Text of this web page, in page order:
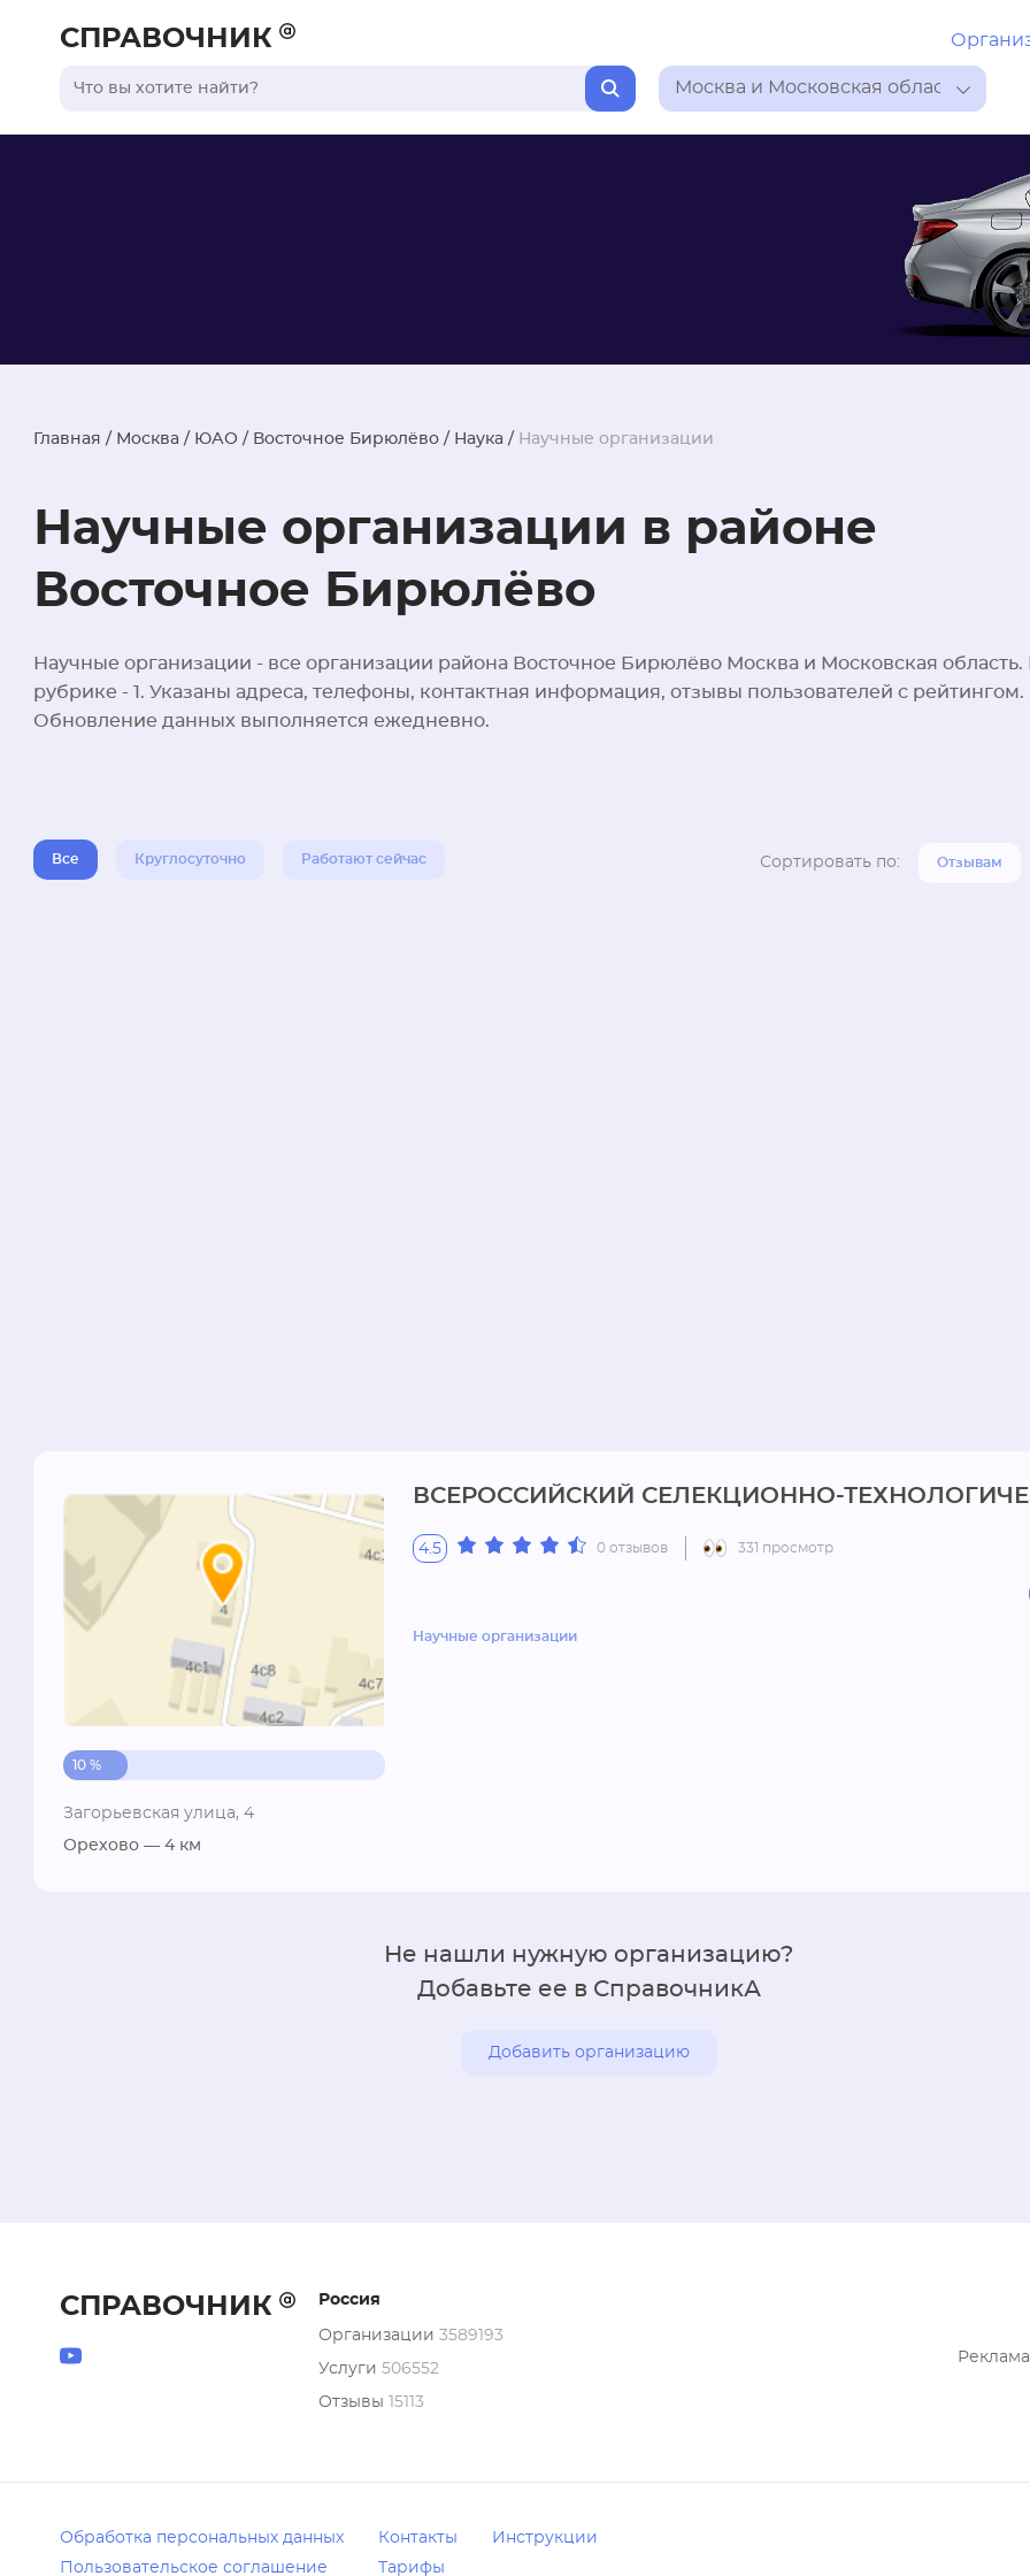
СПРАВОЧНИК
Москва и Московская область
Главная / Москва / ЮАО / Восточное Бирюлёво / Наука / Научные организации
Научные организации в районе
Восточное Бирюлёво
Научные организации - все организации района Восточное Бирюлёво Москва и Московская
рубрике - 1. Указаны адреса, телефоны, контактная информация, отзывы пользователей с рейтингом.
Обновление данных выполняется ежедневно.
Все Круглосуточно Работают сейчас Сортировать по: Отзывам
10 %
Загорьевская улица, 4
Орехово — 4 км
ВСЕРОССИЙСКИЙ СЕЛЕКЦИОННО-
4.5 0 отзывов 331 просмотр
Научные организации
Не нашли нужную организацию?
Добавьте ее в СправочникА
Добавить организацию
СПРАВОЧНИК Россия
Организации 3589193
Услуги 506552
Отзывы 15113
Обработка персональных данных
Пользовательское соглашение
Контакты
Тарифы
Инструкции